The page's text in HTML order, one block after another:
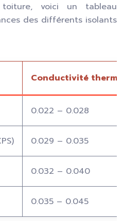
voici un tableau
des différents isolants
Conductivité
0.022 – 0.028
0.029 – 0.035
0.032 – 0.040
0.035 – 0.045